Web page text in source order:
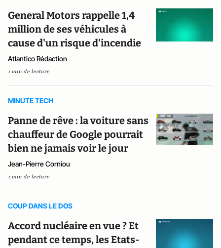
General Motors rappelle 1,4
million de ses véhicules à
cause d'un risque d'incendie
Atlantico Rédaction
1 min de lecture
MINUTE TECH
Panne de rêve : la voiture sans
chauffeur de Google pourrait
bien ne jamais voir le jour
Jean-Pierre Corniou
1 min de lecture
COUP DANS LE DOS
Accord nucléaire en vue ? Et
pendant ce temps, les Etats-